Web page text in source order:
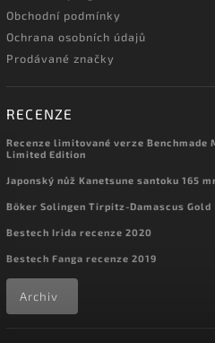
Obchodní podmínky
Ochrana osobních údajů
Prodávané značky
RECENZE
Recenze limitované verze Benchmade
Limited Edition
Japonský nůž Kanetsune santoku 165
Böker Solingen Tirpitz-Damascus Gold
Bestech Irida recenze 2020
Bestech Fanga recenze 2019
Archiv